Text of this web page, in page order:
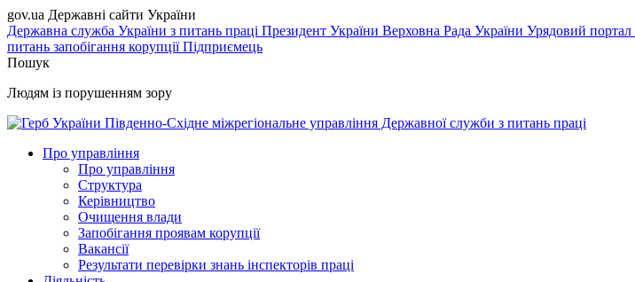
gov.ua Державні сайти України
Державна служба України з питань праці Президент України Верховна Рада України Урядовий портал
питань запобігання корупціїПідприємець
Пошук
Людям із порушенням зору
Південно-Східне міжрегіональне управління Державної служби з питань праці
Про управління
Про управління
Структура
Керівництво
Очищення влади
Запобігання проявам корупції
Вакансії
Результати перевірки знань інспекторів праці